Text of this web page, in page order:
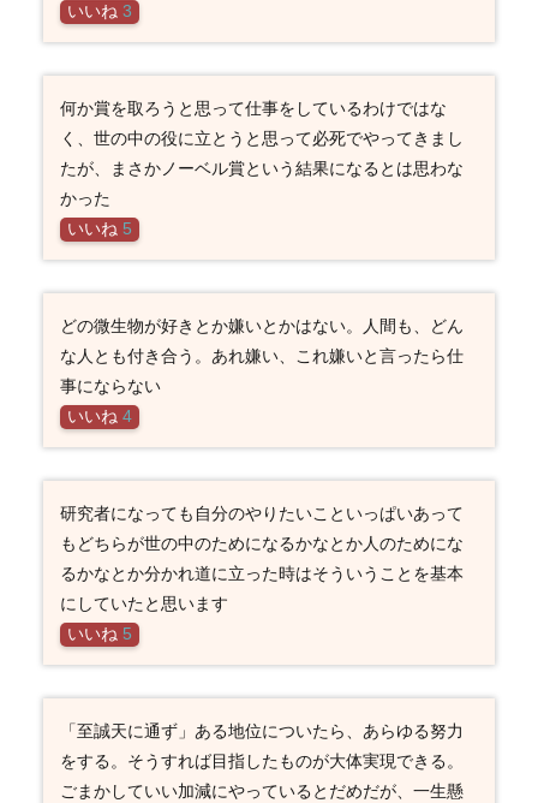
いいね 3
何か賞を取ろうと思って仕事をしているわけではな
く、世の中の役に立とうと思って必死でやってきまし
たが、まさかノーベル賞という結果になるとは思わな
かった
いいね 5
どの微生物が好きとか嫌いとかはない。人間も、どん
な人とも付き合う。あれ嫌い、これ嫌いと言ったら仕
事にならない
いいね 4
研究者になっても自分のやりたいこといっぱいあって
もどちらが世の中のためになるかなとか人のためにな
るかなとか分かれ道に立った時はそういうことを基本
にしていたと思います
いいね 5
「至誠天に通ず」ある地位についたら、あらゆる努力
をする。そうすれば目指したものが大体実現できる。
ごまかしていい加減にやっているとだめだが、一生懸